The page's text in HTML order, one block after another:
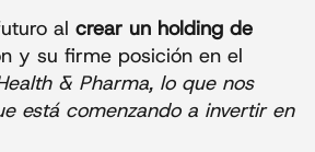
al crear un holding de
y su firme posición en el
& Pharma, lo que nos
está comenzando a invertir en